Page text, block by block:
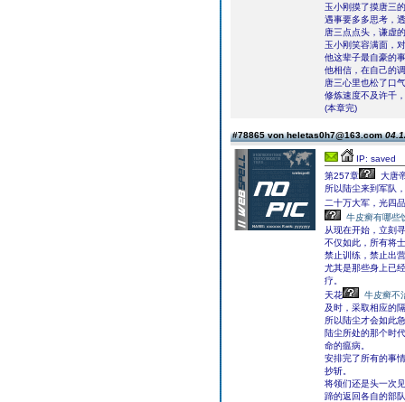
玉小刚摸了摸唐三
遇事要多多思考，
唐三点点头，谦虚
玉小刚笑容满面，
他这辈子最自豪的
他相信，在自己的
唐三心里也松了口
修炼速度不及许千
(本章完)
#78865 von heletas0h7@163.com
IP: saved
第257章
大唐
所以陆尘来到军队
二十万大军，光四
牛皮癣有哪些
从现在开始，立刻
不仅如此，所有将
禁止训练，禁止出
尤其是那些身上已
疗。
天花
牛皮癣不
及时，采取相应的
所以陆尘才会如此
陆尘所处的那个时
命的瘟病。
安排完了所有的事
抄斩。
将领们还是头一次
蹄的返回各自的部